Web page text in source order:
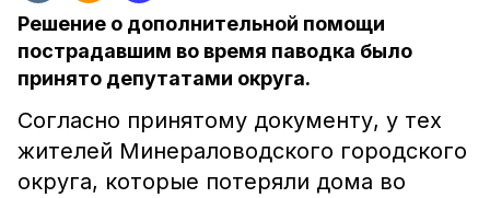
Решение о дополнительной помощи
пострадавшим во время паводка было
принято депутатами округа.
Согласно принятому документу, у тех
жителей Минераловодского городского
округа, которые потеряли дома во